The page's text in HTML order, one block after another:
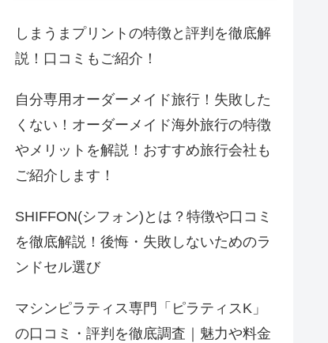
しまうまプリントの特徴と評判を徹底解
説！口コミもご紹介！
自分専用オーダーメイド旅行！失敗した
くない！オーダーメイド海外旅行の特徴
やメリットを解説！おすすめ旅行会社も
ご紹介します！
SHIFFON(シフォン)とは？特徴や口コミ
を徹底解説！後悔・失敗しないためのラ
ンドセル選び
マシンピラティス専門「ピラティスK」
の口コミ・評判を徹底調査｜魅力や料金